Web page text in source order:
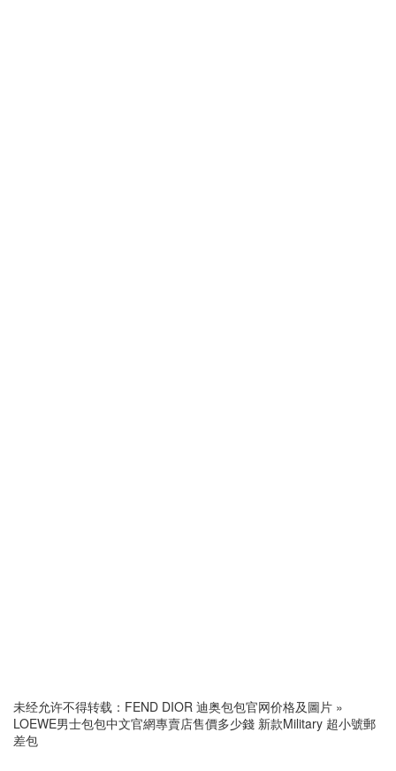
未经允许不得转载： FEND DIOR 迪奥包包官网价格及圖片 »
LOEWE男士包包中文官網專賣店售價多少錢 新款Military 超小號郵
差包